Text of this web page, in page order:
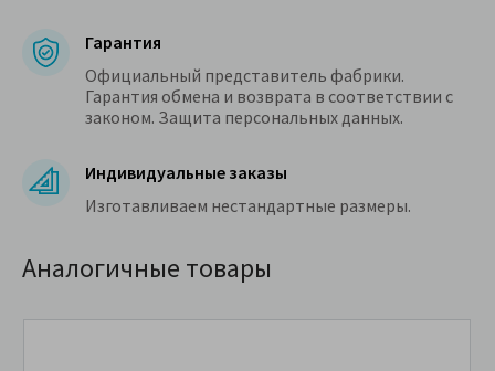
Гарантия
Официальный представитель фабрики.
Гарантия обмена и возврата в соответствии с
законом. Защита персональных данных.
Индивидуальные заказы
Изготавливаем нестандартные размеры.
Аналогичные товары